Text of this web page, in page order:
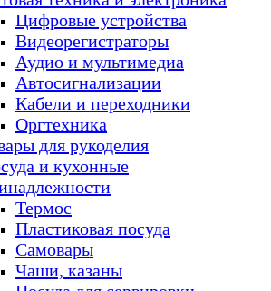
Цифровые устройства
Видеорегистраторы
Аудио и мультимедиа
Автосигнализации
Кабели и переходники
Оргтехника
для рукоделия
и кухонные
Термос
Пластиковая посуда
Самовары
Чаши, казаны